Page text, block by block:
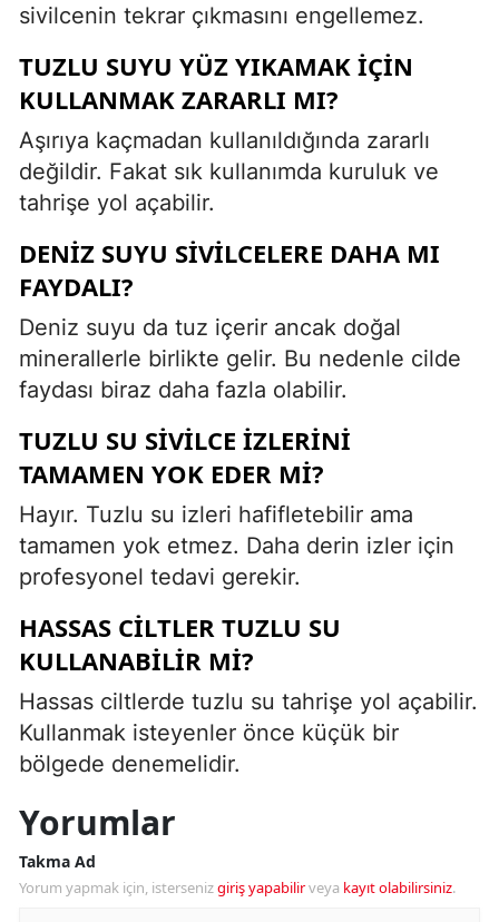
sivilcenin tekrar çıkmasını engellemez.
TUZLU SUYU YÜZ YIKAMAK IÇIN
KULLANMAK ZARARLI MI?
Aşırıya kaçmadan kullanıldığında zararlı
değildir. Fakat sık kullanımda kuruluk ve
tahrişe yol açabilir.
DENIZ SUYU SIVILCELERE DAHA MI
FAYDALI?
Deniz suyu da tuz içerir ancak doğal
minerallerle birlikte gelir. Bu nedenle cilde
faydası biraz daha fazla olabilir.
TUZLU SU SIVILCE IZLERINI
TAMAMEN YOK EDER MI?
Hayır. Tuzlu su izleri hafifletebilir ama
tamamen yok etmez. Daha derin izler için
profesyonel tedavi gerekir.
HASSAS CILTLER TUZLU SU
KULLANABILIR MI?
Hassas ciltlerde tuzlu su tahrişe yol açabilir.
Kullanmak isteyenler önce küçük bir
bölgede denemelidir.
Yorumlar
Takma Ad
Yorum yapmak için, istersenizgiriş yapabilirveya kayıt olabilirsiniz.